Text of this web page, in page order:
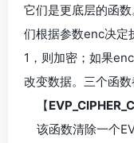
它们是更底层的函
们根据参数enc决定
1，则加密；如果
改变数据。三个函数
【
该函数清除一个